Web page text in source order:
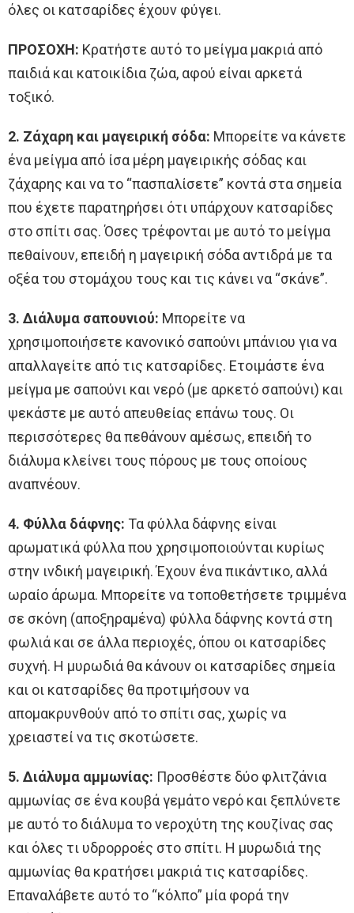
όλες οι κατσαρίδες έχουν φύγει.
ΠΡΟΣΟΧΗ: Κρατήστε αυτό το μείγμα μακριά από
παιδιά και κατοικίδια ζώα, αφού είναι αρκετά
τοξικό.
2. Ζάχαρη και μαγειρική σόδα: Μπορείτε να κάνετε
ένα μείγμα από ίσα μέρη μαγειρικής σόδας και
ζάχαρης και να το “πασπαλίσετε” κοντά στα σημεία
που έχετε παρατηρήσει ότι υπάρχουν κατσαρίδες
στο σπίτι σας. Όσες τρέφονται με αυτό το μείγμα
πεθαίνουν, επειδή η μαγειρική σόδα αντιδρά με τα
οξέα του στομάχου τους και τις κάνει να “σκάνε”.
3. Διάλυμα σαπουνιού: Μπορείτε να
χρησιμοποιήσετε κανονικό σαπούνι μπάνιου για να
απαλλαγείτε από τις κατσαρίδες. Ετοιμάστε ένα
μείγμα με σαπούνι και νερό (με αρκετό σαπούνι) και
ψεκάστε με αυτό απευθείας επάνω τους. Οι
περισσότερες θα πεθάνουν αμέσως, επειδή το
διάλυμα κλείνει τους πόρους με τους οποίους
αναπνέουν.
4. Φύλλα δάφνης: Τα φύλλα δάφνης είναι
αρωματικά φύλλα που χρησιμοποιούνται κυρίως
στην ινδική μαγειρική. Έχουν ένα πικάντικο, αλλά
ωραίο άρωμα. Μπορείτε να τοποθετήσετε τριμμένα
σε σκόνη (αποξηραμένα) φύλλα δάφνης κοντά στη
φωλιά και σε άλλα περιοχές, όπου οι κατσαρίδες
συχνή. Η μυρωδιά θα κάνουν οι κατσαρίδες σημεία
και οι κατσαρίδες θα προτιμήσουν να
απομακρυνθούν από το σπίτι σας, χωρίς να
χρειαστεί να τις σκοτώσετε.
5. Διάλυμα αμμωνίας: Προσθέστε δύο φλιτζάνια
αμμωνίας σε ένα κουβά γεμάτο νερό και ξεπλύνετε
με αυτό το διάλυμα το νεροχύτη της κουζίνας σας
και όλες τι υδρορροές στο σπίτι. Η μυρωδιά της
αμμωνίας θα κρατήσει μακριά τις κατσαρίδες.
Επαναλάβετε αυτό το “κόλπο” μία φορά την